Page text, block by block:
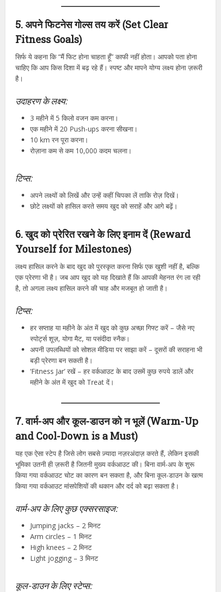
5. अपने फिटनेस गोल्स तय करें (Set Clear
Fitness Goals)
सिर्फ ये कहना कि “मैं फिट होना चाहता हूँ” काफी नहीं होता। आपको पता होना
चाहिए कि आप किस दिशा में बढ़ रहे हैं। स्पष्ट और मापने योग्य लक्ष्य होना ज़रूरी
है।
उदाहरण के लक्ष्य:
3 महीने में 5 किलो वजन कम करना।
एक महीने में 20 Push-ups करना सीखना।
10 km रन पूरा करना।
रोज़ाना कम से कम 10,000 कदम चलना।
टिप्स:
अपने लक्ष्यों को लिखें और उन्हें कहीं चिपका लें ताकि रोज़ दिखें।
छोटे लक्ष्यों को हासिल करते समय खुद को सराहें और आगे बढ़ें।
6. खुद को प्रेरित रखने के लिए इनाम दें (Reward
Yourself for Milestones)
लक्ष्य हासिल करने के बाद खुद को पुरस्कृत करना सिर्फ एक खुशी नहीं है, बल्कि
एक प्रेरणा भी है। जब आप खुद को यह दिखाते हैं कि आपकी मेहनत रंग ला रही
है, तो अगला लक्ष्य हासिल करने की चाह और मजबूत हो जाती है।
टिप्स:
हर सप्ताह या महीने के अंत में खुद को कुछ अच्छा गिफ्ट करें – जैसे नए
स्पोर्ट्स शूज़, योगा मैट, या पसंदीदा स्नैक।
अपनी उपलब्धियों को सोशल मीडिया पर साझा करें – दूसरों की सराहना भी
बड़ी प्रेरणा बन सकती है।
‘Fitness Jar’ रखें – हर वर्कआउट के बाद उसमें कुछ रुपये डालें और
महीने के अंत में खुद को Treat दें।
7. वार्म-अप और कूल-डाउन को न भूलें (Warm-Up
and Cool-Down is a Must)
यह एक ऐसा स्टेप है जिसे लोग सबसे ज़्यादा नज़रअंदाज़ करते हैं, लेकिन इसकी
भूमिका उतनी ही ज़रूरी है जितनी मुख्य वर्कआउट की। बिना वार्म-अप के शुरू
किया गया वर्कआउट चोट का कारण बन सकता है, और बिना कूल-डाउन के खत्म
किया गया वर्कआउट मांसपेशियों की थकान और दर्द को बढ़ा सकता है।
वार्म-अप के लिए कुछ एक्सरसाइज:
Jumping jacks – 2 मिनट
Arm circles – 1 मिनट
High knees – 2 मिनट
Light jogging – 3 मिनट
कूल-डाउन के लिए स्टेप्स: